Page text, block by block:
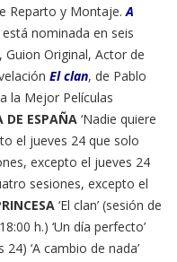
Reparto y Montaje.A
nominada en seis
Original, Actor de
El clan, de Pablo
la Mejor Películas
DE ESPAÑA ‘Nadie quiere
el jueves 24 que solo
excepto el jueves 24
sesiones, excepto el
‘El clan’ (sesión de
h.) ‘Un día perfecto’
‘A cambio de nada’